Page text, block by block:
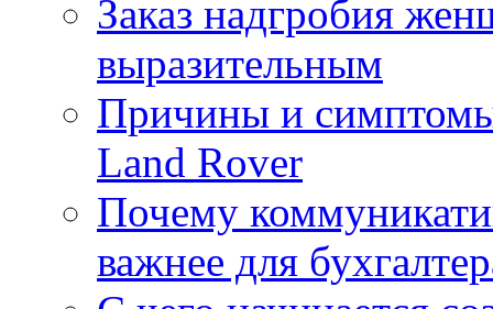
Заказ надгробия
выразительным
Причины и
Land Rover
Почему
важнее для